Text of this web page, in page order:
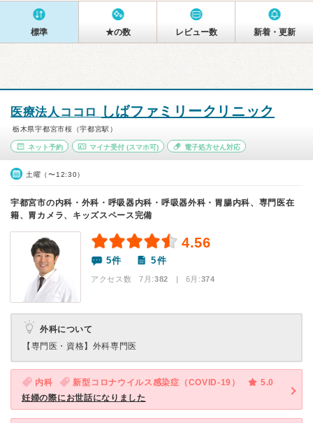
標準 ★の数 レビュー数 新着・更新
医療法人ココロ しばファミリークリニック
栃木県宇都宮市桜（宇都宮駅）
ネット予約 マイナ受付(スマホ可) 電子処方せん対応
土曜（〜12:30）
宇都宮市の内科・外科・呼吸器内科・呼吸器外科・胃腸内科、専門医在
籍、胃カメラ、キッズスペース完備
4.56
5件 5件
アクセス数 7月:382 | 6月:374
外科について
【専門医・資格】 外科専門医
内科 新型コロナウイルス感染症（COVID-19）
5.0
妊婦の際にお世話になりました